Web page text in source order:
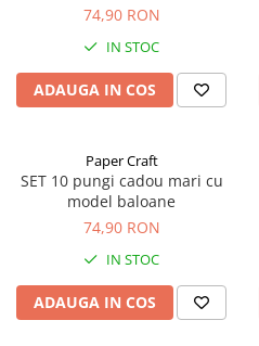
74,90 RON
IN STOC
ADAUGA IN COS
Paper Craft
SET 10 pungi cadou mari cu
model baloane
74,90 RON
IN STOC
ADAUGA IN COS